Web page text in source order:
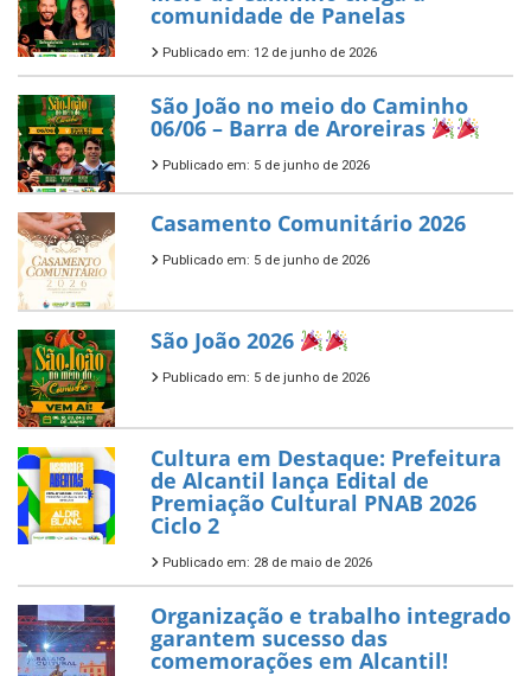
comunidade de Panelas
Publicado em: 12 de junho de 2026
São João no meio do Caminho
06/06 – Barra de Aroreiras
Publicado em: 5 de junho de 2026
Casamento Comunitário 2026
Publicado em: 5 de junho de 2026
São João 2026
Publicado em: 5 de junho de 2026
Cultura em Destaque: Prefeitura
de Alcantil lança Edital de
Premiação Cultural PNAB 2026
Ciclo 2
Publicado em: 28 de maio de 2026
Organização e trabalho integrado
garantem sucesso das
comemorações em Alcantil!